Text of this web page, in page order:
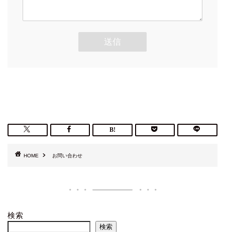
HOME お問い合わせ
検索
検索